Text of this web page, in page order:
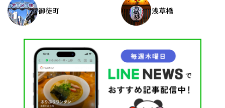
御徒町 浅草橋